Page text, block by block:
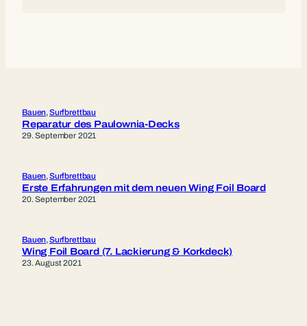
Bauen, Surfbrettbau
Reparatur des Paulownia-Decks
29. September 2021
Bauen, Surfbrettbau
Erste Erfahrungen mit dem neuen Wing Foil Board
20. September 2021
Bauen, Surfbrettbau
Wing Foil Board (7. Lackierung & Korkdeck)
23. August 2021